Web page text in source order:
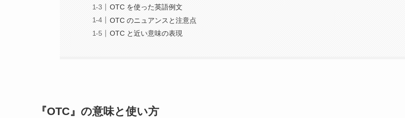
OTC を使った英語例文
OTC のニュアンスと注意点
OTC と近い意味の表現
『OTC』の意味と使い方